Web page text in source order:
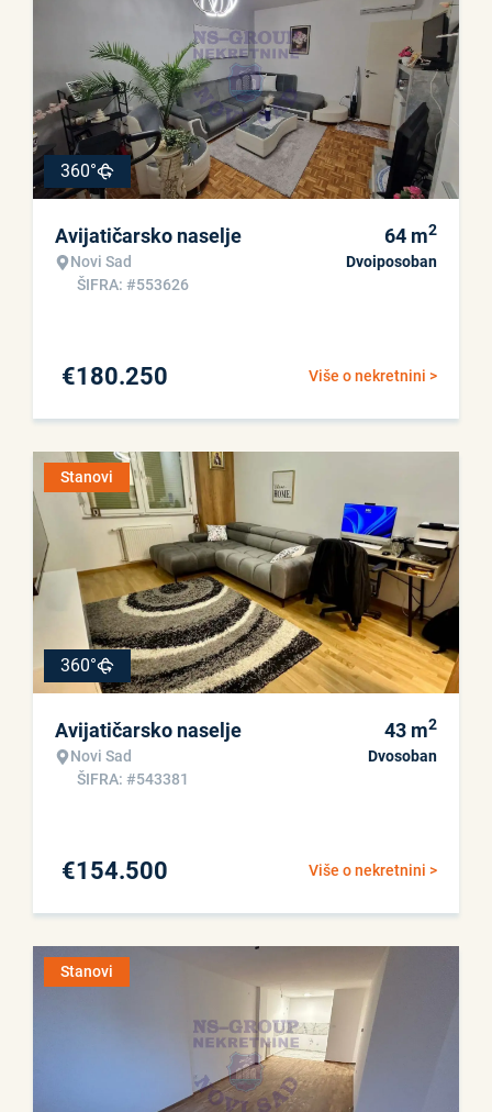
360°
Avijatičarsko naselje
Novi Sad
ŠIFRA: #553626
64 m2
Dvoiposoban
Više o nekretnini >
€180.250
Stanovi
360°
Avijatičarsko naselje
Novi Sad
ŠIFRA: #543381
43 m2
Dvosoban
Više o nekretnini >
€154.500
Stanovi